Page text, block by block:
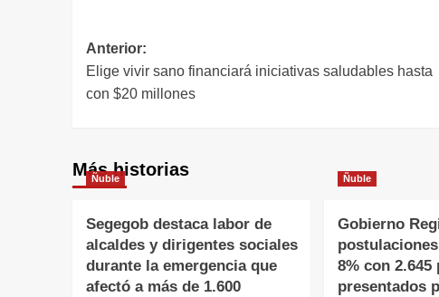
Anterior:
Elige vivir sano financiará iniciativas saludables hasta
con $20 millones
Más historias
Ñuble
Segegob destaca labor de
alcaldes y dirigentes sociales
durante la emergencia que
afectó a más de 1.600
Ñuble
Gobierno
8% con
presentados